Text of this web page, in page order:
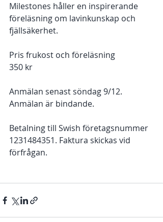
Milestones håller en inspirerande
föreläsning om lavinkunskap och
fjällsäkerhet.
Pris frukost och föreläsning
350 kr
Anmälan senast söndag 9/12.
Anmälan är bindande.
Betalning till Swish företagsnummer
1231484351. Faktura skickas vid
förfrågan.